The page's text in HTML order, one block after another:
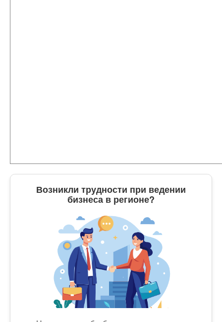
Возникли трудности при ведении
бизнеса в регионе?